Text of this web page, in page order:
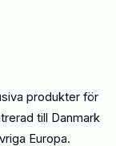
produkter för
till Danmark
Europa.